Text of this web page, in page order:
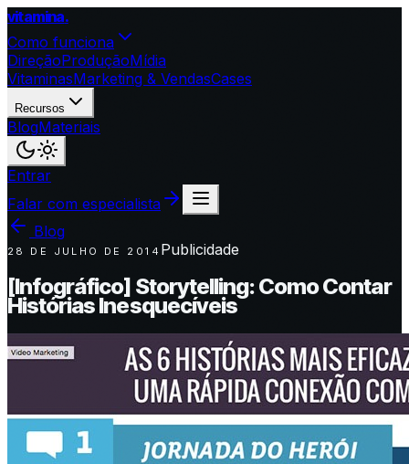
vitamina.
Como funciona
DireçãoProduçãoMídia
VitaminasMarketing & VendasCases
Recursos
BlogMateriais
Entrar
Falar com especialista
Blog
28 DE JULHO DE 2014 Publicidade
[Infográfico] Storytelling: Como Contar
Histórias Inesquecíveis